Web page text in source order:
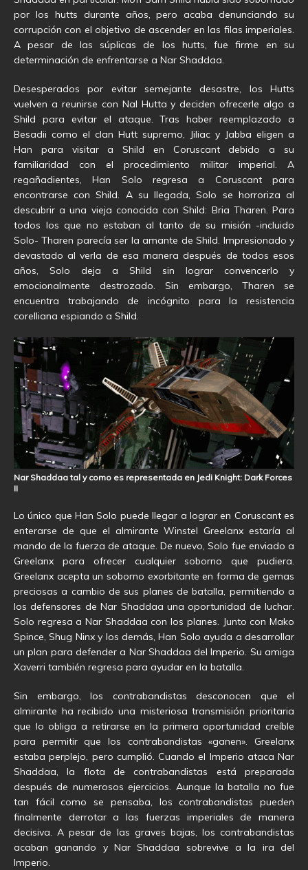
por los hutts durante años, pero acaba denunciando su
corrupción con el objetivo de ascender en las filas imperiales.
A pesar de las súplicas de los hutts, fue firme en su
determinación de enfrentarse a Nar Shaddaa.
Desesperados por evitar semejante desastre, los Hutts
vuelven a reunirse con Nal Hutta y deciden ofrecerle algo a
Shild para evitar el ataque. Tras haber reemplazado a
Besadii como el clan Hutt supremo, Jiliac y Jabba eligen a
Han para visitar a Shild en Coruscant debido a su
familiaridad con el procedimiento militar imperial. A
regañadientes, Han Solo regresa a Coruscant para
encontrarse con Shild. A su llegada, Solo se horroriza al
descubrir a una vieja conocida con Shild: Bria Tharen. Para
todos los que no estaban al tanto de su misión -incluido
Solo- Tharen parecía ser la amante de Shild. Impresionado y
devastado al verla de esa manera después de todos esos
años, Solo deja a Shild sin lograr convencerlo y
emocionalmente destrozado. Sin embargo, Tharen se
encuentra trabajando de incógnito para la resistencia
corelliana espiando a Shild.
Nar Shaddaa tal y como es representada en Jedi Knight: Dark Forces
II
Lo único que Han Solo puede llegar a lograr en Coruscant es
enterarse de que el almirante Winstel Greelanx estaría al
mando de la fuerza de ataque. De nuevo, Solo fue enviado a
Greelanx para ofrecer cualquier soborno que pudiera.
Greelanx acepta un soborno exorbitante en forma de gemas
preciosas a cambio de sus planes de batalla, permitiendo a
los defensores de Nar Shaddaa una oportunidad de luchar.
Solo regresa a Nar Shaddaa con los planes. Junto con Mako
Spince, Shug Ninx y los demás, Han Solo ayuda a desarrollar
un plan para defender a Nar Shaddaa del Imperio. Su amiga
Xaverri también regresa para ayudar en la batalla.
Sin embargo, los contrabandistas desconocen que el
almirante ha recibido una misteriosa transmisión prioritaria
que lo obliga a retirarse en la primera oportunidad creíble
para permitir que los contrabandistas «ganen». Greelanx
estaba perplejo, pero cumplió. Cuando el Imperio ataca Nar
Shaddaa, la flota de contrabandistas está preparada
después de numerosos ejercicios. Aunque la batalla no fue
tan fácil como se pensaba, los contrabandistas pueden
finalmente derrotar a las fuerzas imperiales de manera
decisiva. A pesar de las graves bajas, los contrabandistas
acaban ganando y Nar Shaddaa sobrevive a la ira del
Imperio.